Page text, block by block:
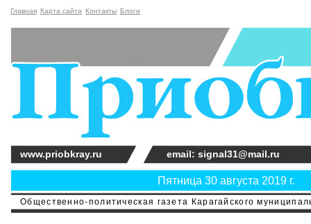
Главная Карта сайта Контакты Блоги
Общественно-политическая газета Карагайского
Пятница 30 августа 2019 г.
www.priobkray.ru email: signal31@mail.ru